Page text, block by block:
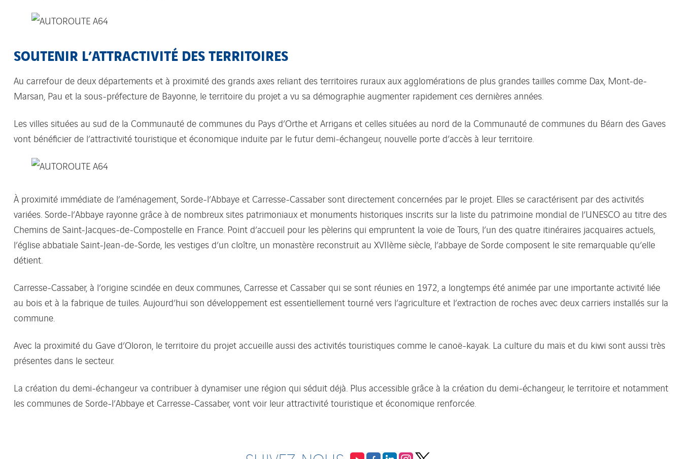
SOUTENIR L’ATTRACTIVITÉ DES TERRITOIRES
Au carrefour de deux départements et à proximité des grands axes reliant des territoires ruraux aux agglomérations de plus grandes tailles comme Dax, Mont-de-
Marsan, Pau et la sous-préfecture de Bayonne, le territoire du projet a vu sa démographie augmenter rapidement ces dernières années.
Les villes situées au sud de la Communauté de communes du Pays d’Orthe et Arrigans et celles situées au nord de la Communauté de communes du Béarn des Gaves
vont bénéficier de l’attractivité touristique et économique induite par le futur demi-échangeur, nouvelle porte d’accès à leur territoire.
À proximité immédiate de l’aménagement, Sorde-l’Abbaye et Carresse-Cassaber sont directement concernées par le projet. Elles se caractérisent par des activités
variées. Sorde-l’Abbaye rayonne grâce à de nombreux sites patrimoniaux et monuments historiques inscrits sur la liste du patrimoine mondial de l’UNESCO au titre des
Chemins de Saint-Jacques-de-Compostelle en France. Point d’accueil pour les pèlerins qui empruntent la voie de Tours, l’un des quatre itinéraires jacquaires actuels,
l’église abbatiale Saint-Jean-de-Sorde, les vestiges d’un cloître, un monastère reconstruit au XVIIème siècle, l’abbaye de Sorde composent le site remarquable qu’elle
détient.
Carresse-Cassaber, à l’origine scindée en deux communes, Carresse et Cassaber qui se sont réunies en 1972, a longtemps été animée par une importante activité liée
au bois et à la fabrique de tuiles. Aujourd’hui son développement est essentiellement tourné vers l’agriculture et l’extraction de roches avec deux carriers installés sur la
commune.
Avec la proximité du Gave d’Oloron, le territoire du projet accueille aussi des activités touristiques comme le canoë-kayak. La culture du maïs et du kiwi sont aussi très
présentes dans le secteur.
La création du demi-échangeur va contribuer à dynamiser une région qui séduit déjà. Plus accessible grâce à la création du demi-échangeur, le territoire et notamment
les communes de Sorde-l’Abbaye et Carresse-Cassaber, vont voir leur attractivité touristique et économique renforcée.